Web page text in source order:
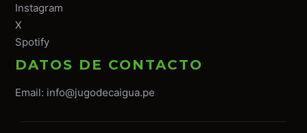
Instagram
X
Spotify
DATOS DE CONTACTO
Email: info@jugodecaigua.pe